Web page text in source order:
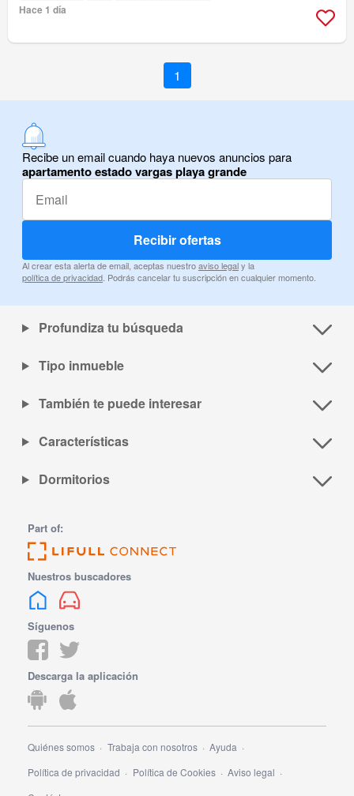
Hace 1 día
1
Recibe un email cuando haya nuevos anuncios para
apartamento estado vargas playa grande
Recibir ofertas
Al crear esta alerta de email, aceptas nuestroaviso legaly la
política de privacidad . Podrás cancelar tu suscripción en cualquier momento.
Profundiza tu búsqueda
Tipo inmueble
También te puede interesar
Características
Dormitorios
Part of:
Nuestros buscadores
Síguenos
Descarga la aplicación
Quiénes somos Trabaja con nosotros
Ayuda
Política de privacidad
Política de Cookies
Aviso legal